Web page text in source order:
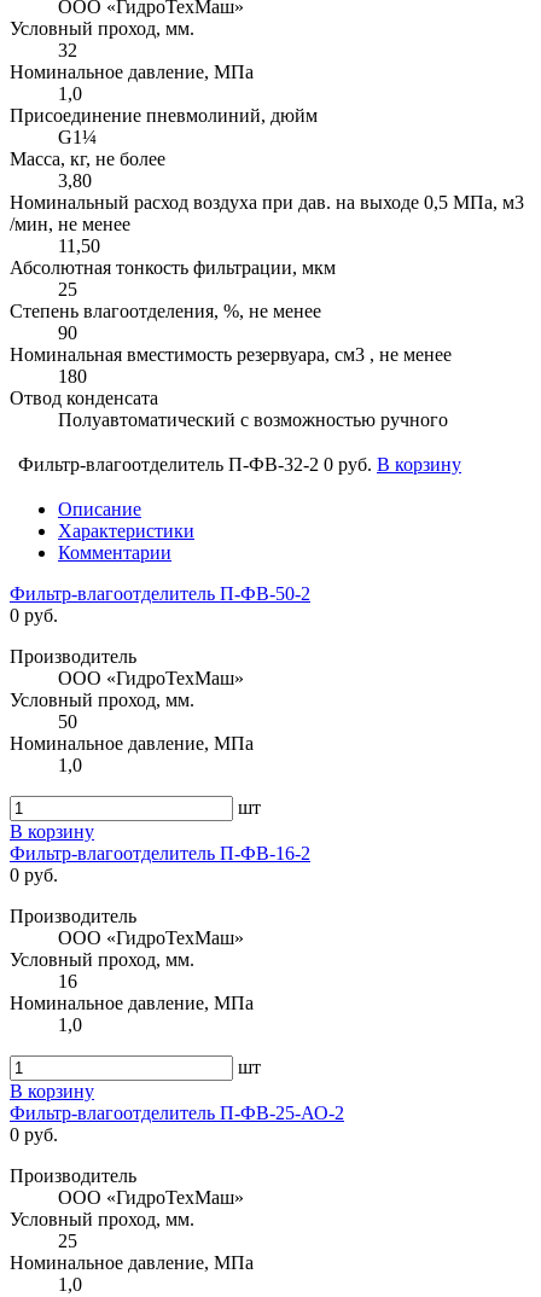
ООО «ГидроТехМаш»
Условный проход, мм.
32
Номинальное давление, МПа
1,0
Присоединение пневмолиний, дюйм
G1¼
Масса, кг, не более
3,80
Номинальный расход воздуха при дав. на выходе 0,5 МПа, м3
/мин, не менее
11,50
Абсолютная тонкость фильтрации, мкм
25
Степень влагоотделения, %, не менее
90
Номинальная вместимость резервуара, см3 , не менее
180
Отвод конденсата
Полуавтоматический с возможностью ручного
Фильтр-влагоотделитель П-ФВ-32-2 0 руб. В корзину
Описание
Характеристики
Комментарии
Фильтр-влагоотделитель П-ФВ-50-2
0 руб.
Производитель
ООО «ГидроТехМаш»
Условный проход, мм.
50
Номинальное давление, МПа
1,0
шт
В корзину
Фильтр-влагоотделитель П-ФВ-16-2
0 руб.
Производитель
ООО «ГидроТехМаш»
Условный проход, мм.
16
Номинальное давление, МПа
1,0
шт
В корзину
Фильтр-влагоотделитель П-ФВ-25-АО-2
0 руб.
Производитель
ООО «ГидроТехМаш»
Условный проход, мм.
25
Номинальное давление, МПа
1,0